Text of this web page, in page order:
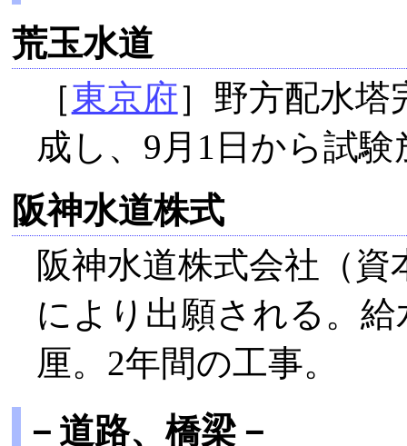
荒玉水道
［東京府］野方配水
成し、9月1日から試験
阪神水道株式
阪神水道株式会社（資
により出願される。
厘。2年間の工事。
－道路、橋梁－